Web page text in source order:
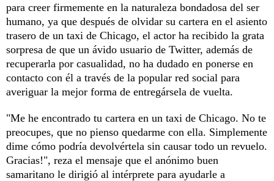
para creer firmemente en la naturaleza bondadosa del ser
humano, ya que después de olvidar su cartera en el asiento
trasero de un taxi de Chicago, el actor ha recibido la grata
sorpresa de que un ávido usuario de Twitter, además de
recuperarla por casualidad, no ha dudado en ponerse en
contacto con él a través de la popular red social para
averiguar la mejor forma de entregársela de vuelta.
"Me he encontrado tu cartera en un taxi de Chicago. No te
preocupes, que no pienso quedarme con ella. Simplemente
dime cómo podría devolvértela sin causar todo un revuelo.
Gracias!", reza el mensaje que el anónimo buen
samaritano le dirigió al intérprete para ayudarle a